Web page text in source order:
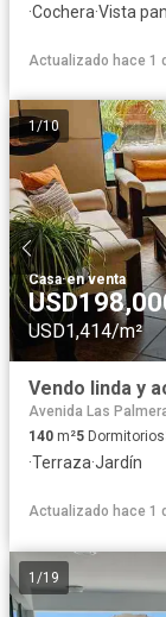
·Cochera·Vista
Actualizado hace 1
1/10
Casa·en venta
USD1,414/m²
Avenida Las
140 m²5 Dormitorios
·Terraza·Jardín
Actualizado hace 1
1 /19